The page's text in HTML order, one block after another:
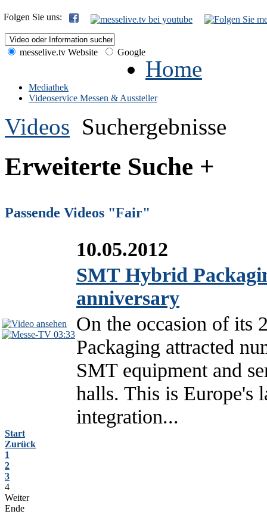
Folgen Sie uns:
messelive.tv Website Google
Home
Mediathek
Videoservice Messen & Aussteller
Videos Suchergebnisse
Erweiterte Suche +
Passende Videos "Fair"
03:33
10.05.2012
SMT Hybrid
anniversary
On the occasion of its
Packaging attracted
SMT equipment and
halls. This is Europe's
integration...
Start
Zurück
1
2
3
4
Weiter
Ende